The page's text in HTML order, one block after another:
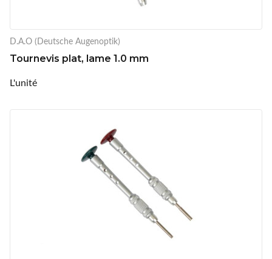
D.A.O (Deutsche Augenoptik)
Tournevis plat, lame 1.0 mm
L'unité